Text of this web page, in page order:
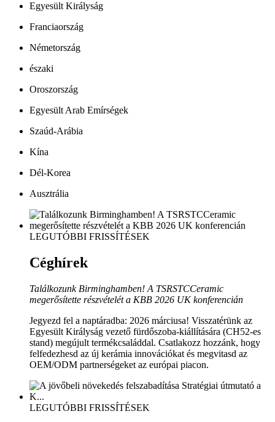
Egyesült Királyság
Franciaország
Németország
északi
Oroszország
Egyesült Arab Emírségek
Szaúd-Arábia
Kína
Dél-Korea
Ausztrália
LEGUTÓBBI FRISSÍTÉSEK
Céghírek
Találkozunk Birminghamben! A TSRSTCCeramic
megerősítette részvételét a KBB 2026 UK konferencián
Jegyezd fel a naptáradba: 2026 márciusa! Visszatérünk az
Egyesült Királyság vezető fürdőszoba-kiállítására (CH52-es
stand) megújult termékcsaláddal. Csatlakozz hozzánk, hogy
felfedezhesd az új kerámia innovációkat és megvitasd az
OEM/ODM partnerségeket az európai piacon.
LEGUTÓBBI FRISSÍTÉSEK